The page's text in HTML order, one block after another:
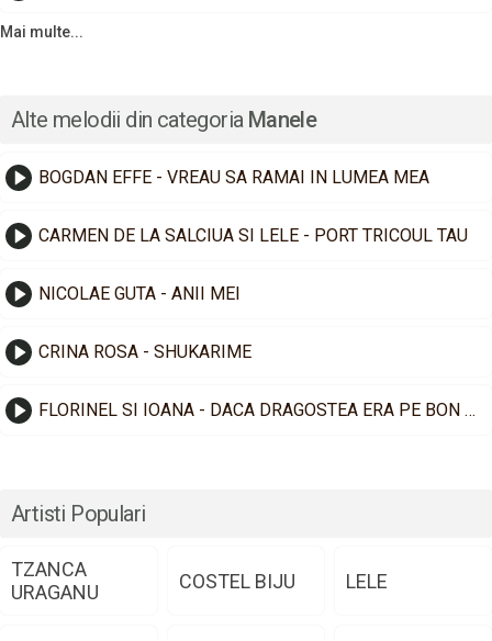
Mai multe...
Alte melodii din categoria Manele
BOGDAN EFFE - VREAU SA RAMAI IN LUMEA MEA
CARMEN DE LA SALCIUA SI LELE - PORT TRICOUL TAU
NICOLAE GUTA - ANII MEI
CRINA ROSA - SHUKARIME
FLORINEL SI IOANA - DACA DRAGOSTEA ERA PE BON FISCAL
Artisti Populari
TZANCA
URAGANU
COSTEL BIJU LELE